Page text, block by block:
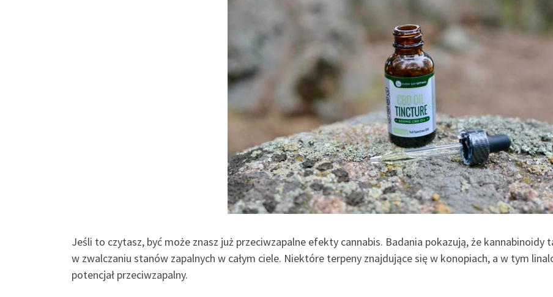
Jeśli to czytasz, być może znasz już przeciwzapalne efekty cannabis. Badania pokazują, że kannabinoidy
w zwalczaniu stanów zapalnych w całym ciele. Niektóre terpeny znajdujące się w konopiach, a w tym
potencjał przeciwzapalny.